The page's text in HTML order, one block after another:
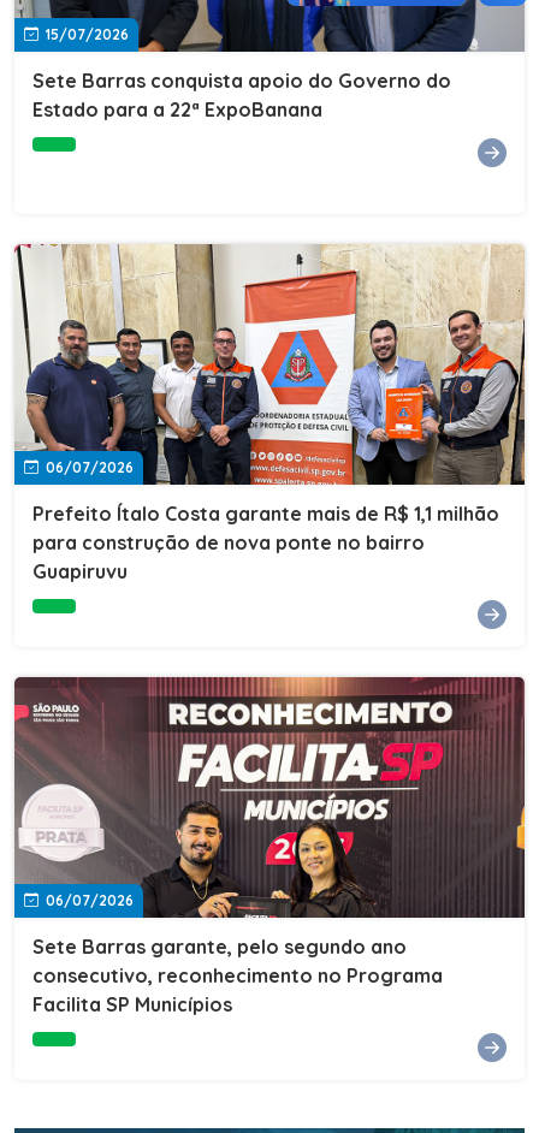
15/07/2026
Sete Barras conquista apoio do Governo do
Estado para a 22ª ExpoBanana
06/07/2026
Prefeito Ítalo Costa garante mais de R$ 1,1 milhão
para construção de nova ponte no bairro
Guapiruvu
06/07/2026
Sete Barras garante, pelo segundo ano
consecutivo, reconhecimento no Programa
Facilita SP Municípios